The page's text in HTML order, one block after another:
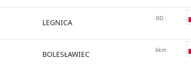
LEGNICA BD -
BOLESŁAWIEC 6km